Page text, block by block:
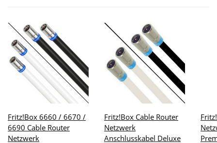
Fritz!Box 6660 / 6670 /
6690 Cable Router
Netzwerk
Fritz!Box Cable Router
Netzwerk
Anschlusskabel Deluxe